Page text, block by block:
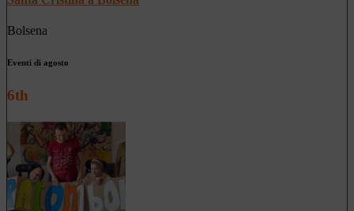
Bolsena
Eventi di agosto
6th